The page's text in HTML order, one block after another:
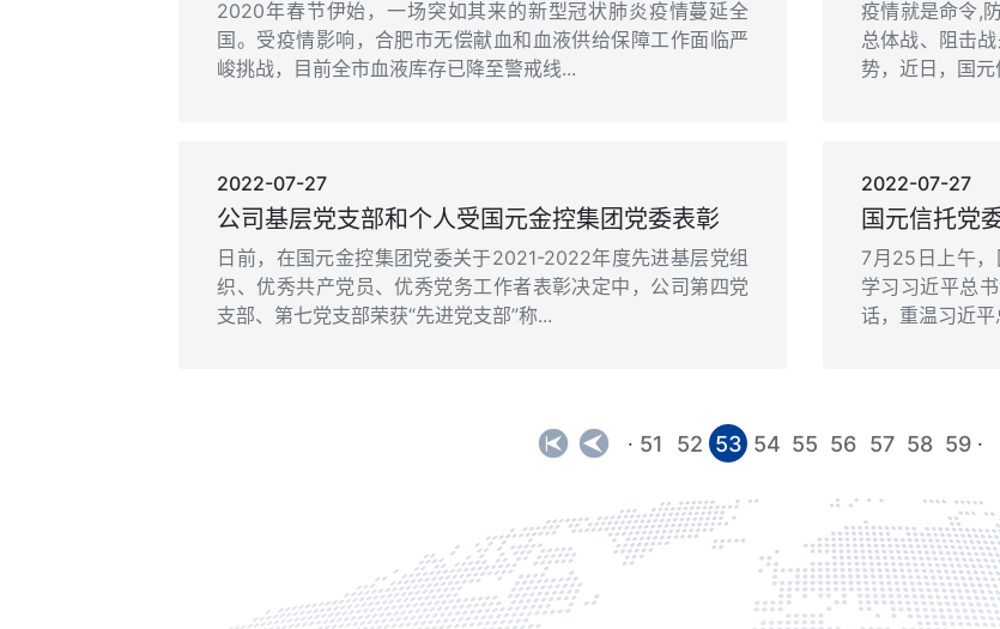
2020年春节伊始，一场突如其来的新型冠状肺炎疫情蔓延全
国。受疫情影响，合肥市无偿献血和血液供给保障工作面临严
峻挑战，目前全市血液库存已降至警戒线...
疫情就是命令,
总体战、阻击
势，近日，国
2022-07-27
公司基层党支部和个人受国元金控集团党委表彰
日前，在国元金控集团党委关于2021-2022年度先进基层党组
织、优秀共产党员、优秀党务工作者表彰决定中，公司第四党
支部、第七党支部荣获“先进党支部”称...
2022-07-27
国元信托党
7月25日上午
学习习近平总
话，重温习近
· 51 52 53 54 55 56 57 58 59 ·